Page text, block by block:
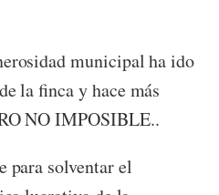
municipal ha ido
la finca y hace más
NO IMPOSIBLE..
para solventar el